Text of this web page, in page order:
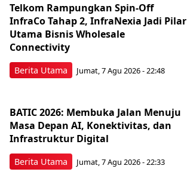
Berita Utama
Telkom Rampungkan Spin-Off
InfraCo Tahap 2, InfraNexia Jadi Pilar
Utama Bisnis Wholesale
Connectivity
Jumat, 7 Agu 2026 - 22:48
Berita Utama
BATIC 2026: Membuka Jalan Menuju
Masa Depan AI, Konektivitas, dan
Infrastruktur Digital
Jumat, 7 Agu 2026 - 22:33